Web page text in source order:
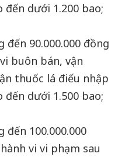
đến dưới 1.200 bao;
đến 90.000.000 đồng
buôn bán, vận
thuốc lá điếu nhập
đến dưới 1.500 bao;
đến 100.000.000
vi vi phạm sau